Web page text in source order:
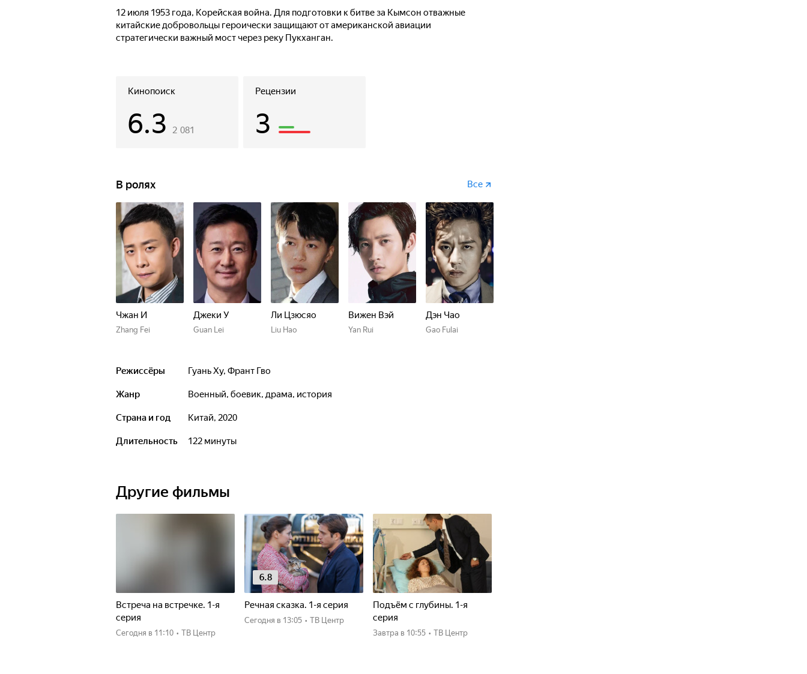
12 июля 1953 года, Корейская война. Для подготовки к битве за Кымсон отважные
китайские добровольцы героически защищают от американской авиации
стратегически важный мост через реку Пукханган.
Кинопоиск
6.3 2 081
Рецензии
3
В ролях Все
Чжан И
Zhang Fei
Джеки У
Guan Lei
Ли Цзюсяо
Liu Hao
Вижен Вэй
Yan Rui
Дэн Чао
Gao Fulai
Режиссёры Гуань Ху, Франт Гво
Жанр военный, боевик, драма, история
Страна и год Китай, 2020
Длительность 122 минуты
Другие фильмы
Встреча на встречке. 1-я
серия
Сегодня в 11:10 • ТВ Центр
6.8
Речная сказка. 1-я серия
Сегодня в 13:05 • ТВ Центр
Подъём с глубины. 1-я
серия
Завтра в 10:55 • ТВ Центр